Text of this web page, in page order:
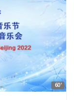
60'